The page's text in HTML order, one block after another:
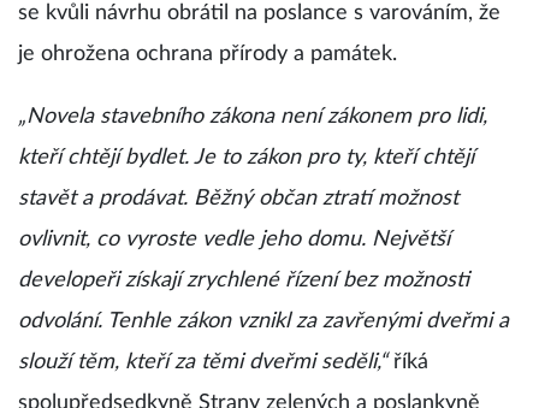
se kvůli návrhu obrátil na poslance s varováním, že
je ohrožena ochrana přírody a památek.
„Novela stavebního zákona není zákonem pro lidi,
kteří chtějí bydlet. Je to zákon pro ty, kteří chtějí
stavět a prodávat. Běžný občan ztratí možnost
ovlivnit, co vyroste vedle jeho domu. Největší
developeři získají zrychlené řízení bez možnosti
odvolání. Tenhle zákon vznikl za zavřenými dveřmi a
slouží těm, kteří za těmi dveřmi seděli,“říká
spolupředsedkyně Strany zelených a poslankyně